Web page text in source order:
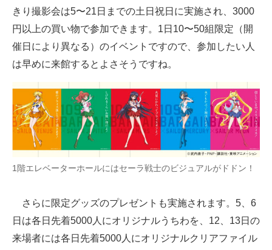
きり撮影会は5〜21日までの土日祝日に実施され、3000
円以上の買い物で参加できます。1日10〜50組限定（開
催日により異なる）のイベントですので、参加したい人
は早めに来館するとよさそうですね。
1階エレベーターホールにはセーラ戦士のビジュアルがドドン！
さらに限定グッズのプレゼントも実施されます。5、6
日は各日先着5000人にオリジナルうちわを、12、13日の
来場者には各日先着5000人にオリジナルクリアファイル